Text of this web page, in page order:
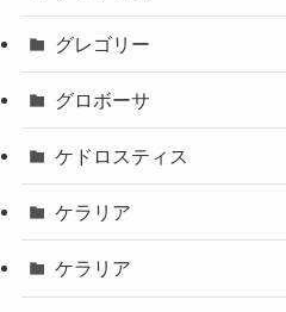
グレゴリー
グロボーサ
ケドロスティス
ケラリア
ケラリア